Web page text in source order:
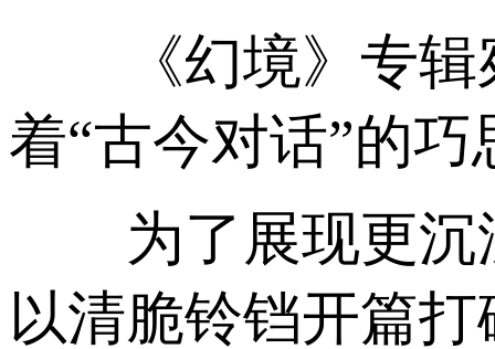
《幻境》专辑
着“古今对话”的
为了展现更沉
以清脆铃铛开篇